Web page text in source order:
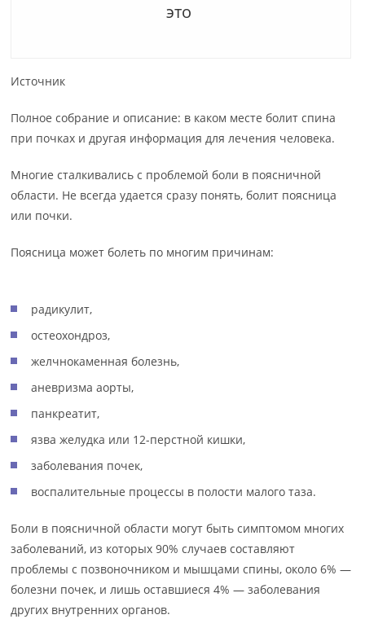
это
Источник
Полное собрание и описание: в каком месте болит спина
при почках и другая информация для лечения человека.
Многие сталкивались с проблемой боли в поясничной
области. Не всегда удается сразу понять, болит поясница
или почки.
Поясница может болеть по многим причинам:
радикулит,
остеохондроз,
желчнокаменная болезнь,
аневризма аорты,
панкреатит,
язва желудка или 12-перстной кишки,
заболевания почек,
воспалительные процессы в полости малого таза.
Боли в поясничной области могут быть симптомом многих
заболеваний, из которых 90% случаев составляют
проблемы с позвоночником и мышцами спины, около 6% —
болезни почек, и лишь оставшиеся 4% — заболевания
других внутренних органов.